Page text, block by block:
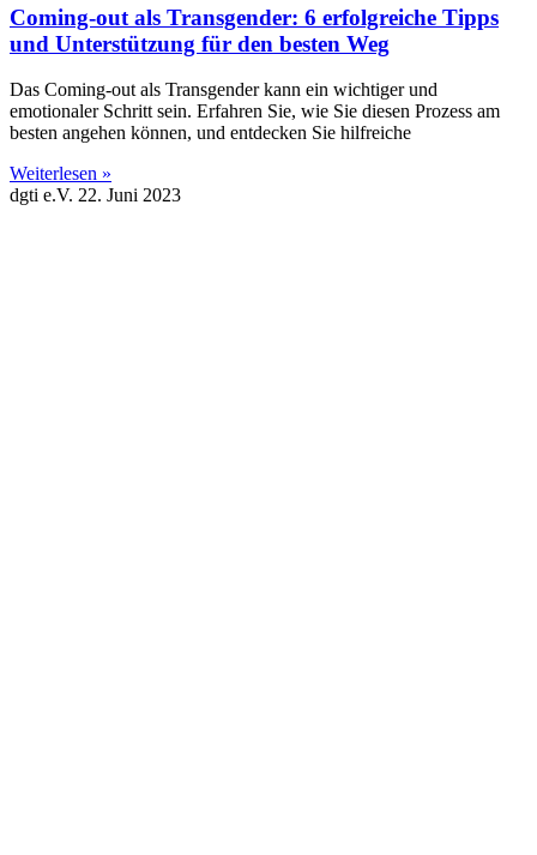
Coming-out als Transgender: 6 erfolgreiche Tipps
und Unterstützung für den besten Weg
Das Coming-out als Transgender kann ein wichtiger und
emotionaler Schritt sein. Erfahren Sie, wie Sie diesen Prozess am
besten angehen können, und entdecken Sie hilfreiche
Weiterlesen »
dgti e.V. 22. Juni 2023